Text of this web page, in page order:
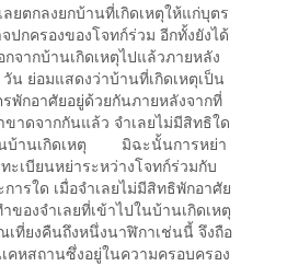
กลงยกบ้านที่เกิดเหตุให้แก่บุตร
ปกครองของโจทก์ร่วม อีกทั้งยังได้
จากบ้านเกิดเหตุไปแล้วภายหลัง
น ย่อมแสดงว่าบ้านที่เกิดเหตุเป็น
พักอาศัยอยู่ด้วยกันภายหลังจากที่
ขาดจากกันแล้ว จำเลยไม่มีสิทธิใด
นบ้านเกิดเหตุ มิฉะนั้นการหย่า
ะเบียนหย่าระหว่างโจทก์ร่วมกับ
ารใด เมื่อจำเลยไม่มีสิทธิพักอาศัย
ของจำเลยที่เข้าไปในบ้านเกิดเหตุ
เที่ยงคืนถึงหนึ่งนาฬิกาเช่นนี้ จึงถือ
คหสถานซึ่งอยู่ในความครอบครอง